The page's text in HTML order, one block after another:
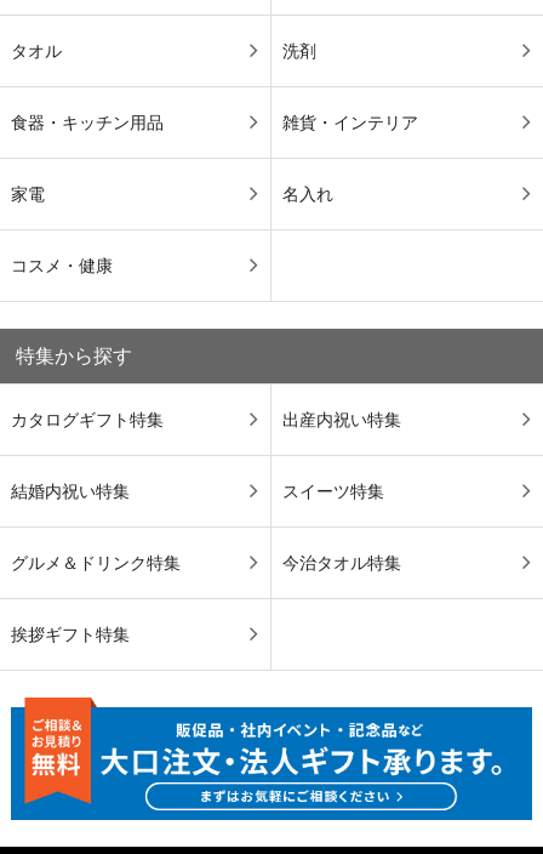
タオル 洗剤
食器・キッチン用品 雑貨・インテリア
家電 名入れ
コスメ・健康
特集から探す
カタログギフト特集 出産内祝い特集
結婚内祝い特集 スイーツ特集
グルメ＆ドリンク特集 今治タオル特集
挨拶ギフト特集